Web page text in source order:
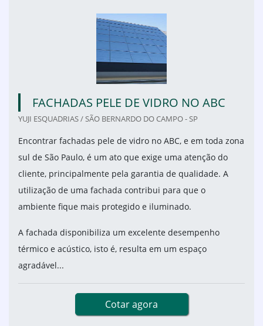
FACHADAS PELE DE VIDRO NO ABC
YUJI ESQUADRIAS / SÃO BERNARDO DO CAMPO - SP
Encontrar fachadas pele de vidro no ABC, e em toda zona
sul de São Paulo, é um ato que exige uma atenção do
cliente, principalmente pela garantia de qualidade. A
utilização de uma fachada contribui para que o
ambiente fique mais protegido e iluminado.
A fachada disponibiliza um excelente desempenho
térmico e acústico, isto é, resulta em um espaço
agradável...
Cotar agora